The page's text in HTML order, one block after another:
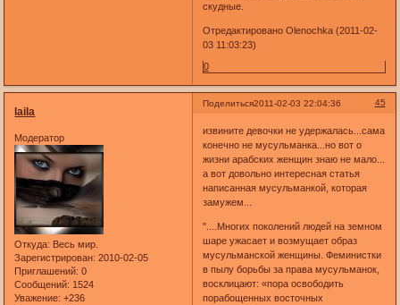
скудные.
Отредактировано Olenochka (2011-02-
03 11:03:23)
0
Поделиться 45
2011-02-03 22:04:36
laila
Модератор
Откуда: Весь мир.
Зарегистрирован: 2010-02-05
Приглашений: 0
Сообщений: 1524
Уважение: +236
извините девочки не удержалась...сама
конечно не мусульманка...но вот о
жизни арабских женщин знаю не мало...
а вот довольно интересная статья
написанная мусульманкой, которая
замужем...
"....Многих поколений людей на земном
шаре ужасает и возмущает образ
мусульманской женщины. Феминистки
в пылу борьбы за права мусульманок,
восклицают: «пора освободить
порабощенных восточных